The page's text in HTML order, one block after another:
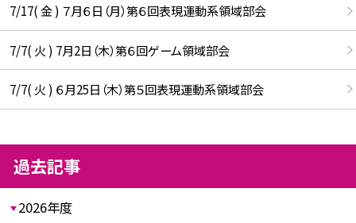
7/17( 金 ) ７月６日（月）第６回表現運動系領域部会
7/7( 火 ) 7月2日（木）第６回ゲーム領域部会
7/7( 火 ) ６月25日（木）第５回表現運動系領域部会
過去記事
2026年度